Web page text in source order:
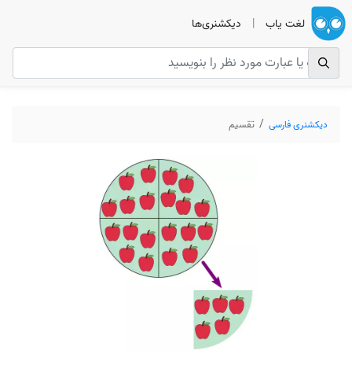
لغت یاب | دیکشنری‌ها
دیکشنری فارسی تقسیم